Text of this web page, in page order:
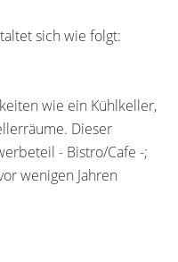
sich wie folgt:
wie ein Kühlkeller,
Dieser
- Bistro/Cafe -;
wenigen Jahren